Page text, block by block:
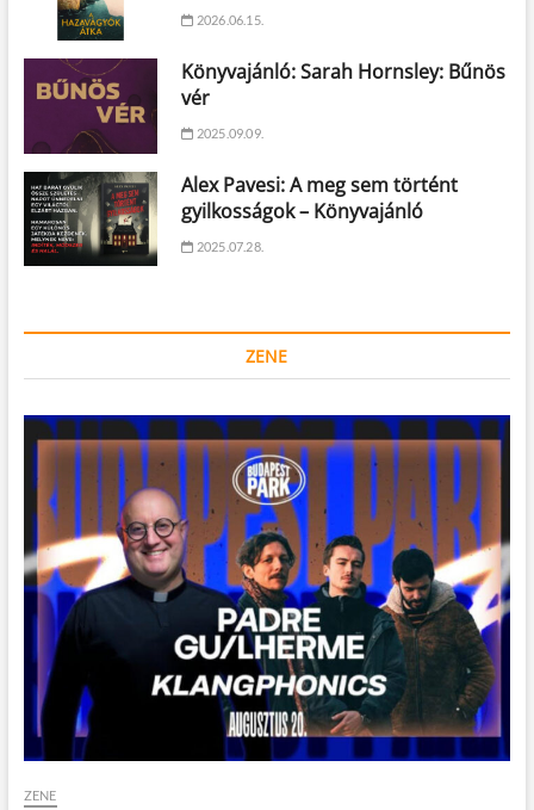
2026.06.15.
Könyvajánló: Sarah Hornsley: Bűnös
vér
2025.09.09.
Alex Pavesi: A meg sem történt
gyilkosságok – Könyvajánló
2025.07.28.
ZENE
ZENE